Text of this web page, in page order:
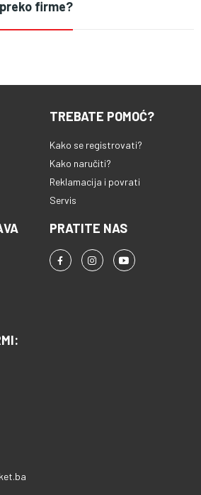
firme?
TREBATE POMOĆ?
Kako se registrovati?
Kako naručiti?
Reklamacija i povrati
Servis
PRATITE NAS